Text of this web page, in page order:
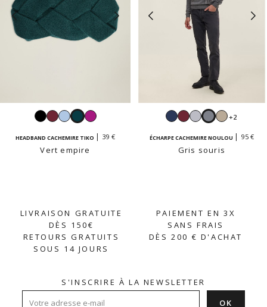
NoirBordeaux
BleuVertAzalée
HEADBAND CACHEMIRE TIKO 39 €
Vert empire
NavyBordeaux
GrisGrisBeige
+2
ÉCHARPE CACHEMIRE NOULOU 95 €
Gris souris
LIVRAISON GRATUITE
DÈS 150€
RETOURS GRATUITS
SOUS 14 JOURS
PAIEMENT EN 3X
SANS FRAIS
DÈS 200 € D'ACHAT
S'INSCRIRE À LA NEWSLETTER